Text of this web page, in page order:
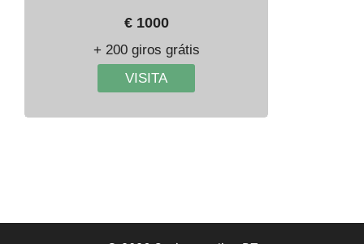
€ 1000
+ 200 giros grátis
VISITA